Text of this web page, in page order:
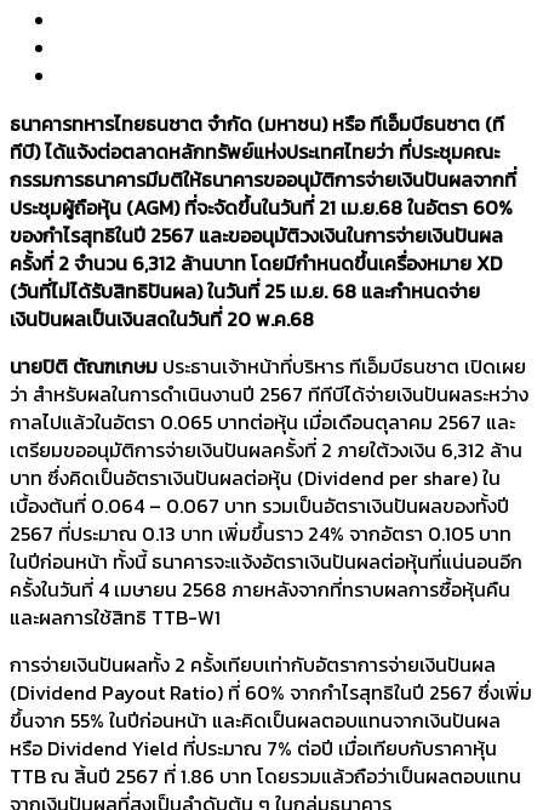
ธนาคารทหารไทยธนชาต จำกัด (มหาชน) หรือ ทีเอ็มบีธนชาต (ที
ทีบี) ได้แจ้งต่อตลาดหลักทรัพย์แห่งประเทศไทยว่า ที่ประชุมคณะ
กรรมการธนาคารมีมติให้ธนาคารขออนุมัติการจ่ายเงินปันผลจากที่
ประชุมผู้ถือหุ้น (AGM) ที่จะจัดขึ้นในวันที่ 21 เม.ย.68 ในอัตรา 60%
ของกำไรสุทธิในปี 2567 และขออนุมัติวงเงินในการจ่ายเงินปันผล
ครั้งที่ 2 จำนวน 6,312 ล้านบาท โดยมีกำหนดขึ้นเครื่องหมาย XD
(วันที่ไม่ได้รับสิทธิปันผล) ในวันที่ 25 เม.ย. 68 และกำหนดจ่าย
เงินปันผลเป็นเงินสดในวันที่ 20 พ.ค.68
นายปิติ ตัณฑเกษม ประธานเจ้าหน้าที่บริหาร ทีเอ็มบีธนชาต เปิดเผย
ว่า สำหรับผลในการดำเนินงานปี 2567 ทีทีบีได้จ่ายเงินปันผลระหว่าง
กาลไปแล้วในอัตรา 0.065 บาทต่อหุ้น เมื่อเดือนตุลาคม 2567 และ
เตรียมขออนุมัติการจ่ายเงินปันผลครั้งที่ 2 ภายใต้วงเงิน 6,312 ล้าน
บาท ซึ่งคิดเป็นอัตราเงินปันผลต่อหุ้น (Dividend per share) ใน
เบื้องต้นที่ 0.064 – 0.067 บาท รวมเป็นอัตราเงินปันผลของทั้งปี
2567 ที่ประมาณ 0.13 บาท เพิ่มขึ้นราว 24% จากอัตรา 0.105 บาท
ในปีก่อนหน้า ทั้งนี้ ธนาคารจะแจ้งอัตราเงินปันผลต่อหุ้นที่แน่นอนอีก
ครั้งในวันที่ 4 เมษายน 2568 ภายหลังจากที่ทราบผลการซื้อหุ้นคืน
และผลการใช้สิทธิ TTB-W1
การจ่ายเงินปันผลทั้ง 2 ครั้งเทียบเท่ากับอัตราการจ่ายเงินปันผล
(Dividend Payout Ratio) ที่ 60% จากกำไรสุทธิในปี 2567 ซึ่งเพิ่ม
ขึ้นจาก 55% ในปีก่อนหน้า และคิดเป็นผลตอบแทนจากเงินปันผล
หรือ Dividend Yield ที่ประมาณ 7% ต่อปี เมื่อเทียบกับราคาหุ้น
TTB ณ สิ้นปี 2567 ที่ 1.86 บาท โดยรวมแล้วถือว่าเป็นผลตอบแทน
จากเงินปันผลที่สูงเป็นลำดับต้น ๆ ในกลุ่มธนาคาร